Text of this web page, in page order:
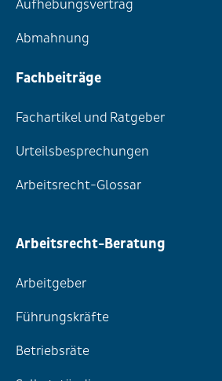
Aufhebungsvertrag
Abmahnung
Fachbeiträge
Fachartikel und Ratgeber
Urteilsbesprechungen
Arbeitsrecht-Glossar
Arbeitsrecht-Beratung
Arbeitgeber
Führungskräfte
Betriebsräte